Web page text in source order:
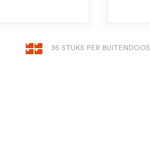
36 STUKS PER BUITENDOOS